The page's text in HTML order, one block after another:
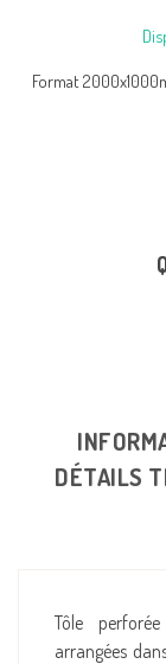
Format
DÉTAILS
Tôle
arrangées